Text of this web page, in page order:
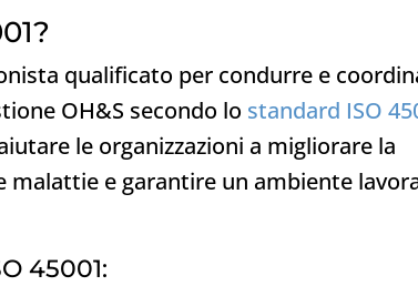
qualificato per condurre e
OH&S secondo lo standard ISO
le organizzazioni a migliorare la
malattie e garantire un ambiente
45001: